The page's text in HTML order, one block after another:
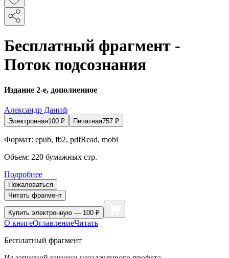
Бесплатный фрагмент -
Поток подсознания
Издание 2-е, дополненное
Александр Даниф
Электронная100 ₽ Печатная757 ₽
Формат: epub, fb2, pdfRead, mobi
Объем: 220 бумажных стр.
Подробнее
Пожаловаться
Читать фрагмент
Купить электронную — 100 ₽
О книгеОглавлениеЧитать
Бесплатный фрагмент